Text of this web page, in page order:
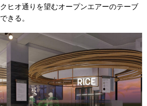
ヒオ通りを望むオープンエアーのテーブ
きる。